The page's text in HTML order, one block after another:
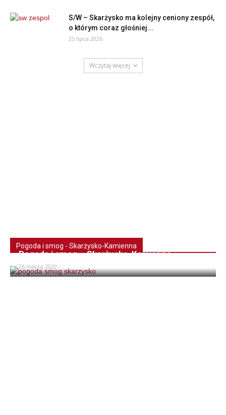
S/W – Skarżysko ma kolejny ceniony zespół,
o którym coraz głośniej...
25 lipca 2026
Wczytaj więcej
Pogoda i smog - Skarżysko-Kamienna
Pogoda i smog – Skarżysko-Kamienna
26 marca 2020